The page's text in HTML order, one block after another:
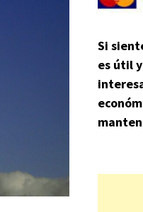
Si
es útil